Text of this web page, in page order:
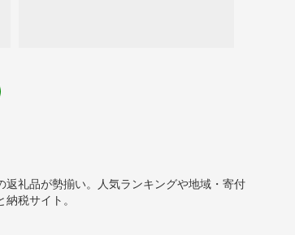
礼品が勢揃い。人気ランキングや地域・寄付
税サイト。